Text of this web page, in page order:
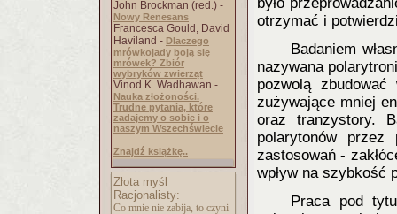
John Brockman (red.) -
Nowy Renesans
Francesca Gould, David
Haviland - Dlaczego
mrówkojady boją się
mrówek? Zbiór
wybryków zwierząt
Vinod K. Wadhawan -
Nauka złożoności.
Trudne pytania, które
zadajemy o sobie i o
naszym Wszechświecie
Znajdź książkę..
Złota myśl
Racjonalisty:
Co mnie nie zabija, to czyni
otrzymać i
Badaniem
nazywana
pozwolą
zużywające mniej
oraz tranzystory.
polarytonów
zastosowań -
wpływ na szybkość
Praca pod